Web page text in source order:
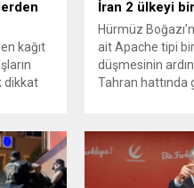
kağıt
dikkat
İran 2 ülkeyi
Hürmüz
ait Apache tipi
düşmesinin
Tahran hattında
savunma
vurmasına, İran
Bahreyn ve